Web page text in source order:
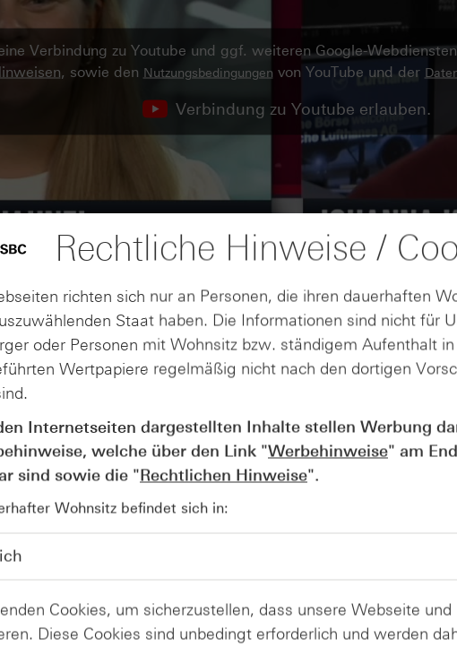
Verbindung zu Youtube und ggf. weiteren Google-
, sowie den Nutzungsbedingungen von YouTube und der
Verbindung zu Youtube erlauben.
AUGUST
07
Wie lange bleibt der DAX® in
Rekordlaune? - ntv Zertifikate
07.08.26
Rechtliche Hinweise /
richten sich nur an Personen, die ihren dauerhaften
Staat haben. Die Informationen sind nicht für
oder Personen mit Wohnsitz bzw. ständigem Aufenthalt
Wertpapiere regelmäßig nicht nach den dortigen
Internetseiten dargestellten Inhalte stellen Werbung
welche über den Link "Werbehinweise" am
sind sowie die "Rechtlichen Hinweise".
Wohnsitz befindet sich in:
Cookies, um sicherzustellen, dass unsere Webseite
Diese Cookies sind unbedingt erforderlich und werden